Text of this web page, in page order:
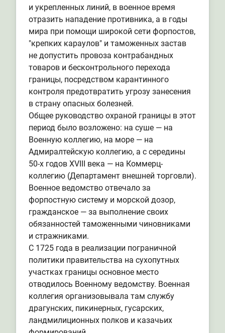
и укрепленных линий, в военное время
отразить нападение противника, а в годы
мира при помощи широкой сети форпостов,
"крепких караулов" и таможенных застав
не допустить провоза контрабандных
товаров и бесконтрольного перехода
границы, посредством карантинного
контроля предотвратить угрозу занесения
в страну опасных болезней.
Общее руководство охраной границы в этот
период было возложено: на суше — на
Военную коллегию, на море — на
Адмиралтейскую коллегию, а с середины
50-х годов XVIII века — на Коммерц-
коллегию (Департамент внешней торговли).
Военное ведомство отвечало за
форпостную систему и морской дозор,
гражданское — за выполнение своих
обязанностей таможенными чиновниками
и стражниками.
С 1725 года в реализации пограничной
политики правительства на сухопутных
участках границы основное место
отводилось Военному ведомству. Военная
коллегия организовывала там службу
драгунских, пикинерных, гусарских,
ландмилиционных полков и казачьих